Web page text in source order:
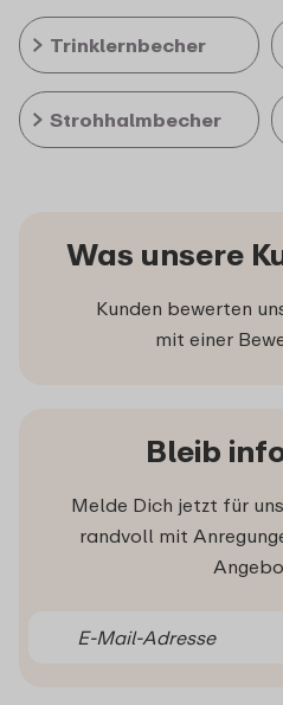
Trinklernbecher
Strohhalmbecher
Was unsere
Kunden bewerten
mit einer
Bleib
Melde Dich jetzt für
randvoll mit